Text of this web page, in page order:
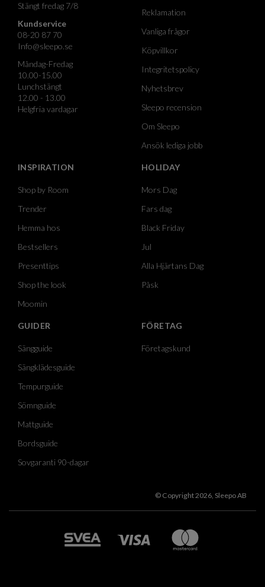
Stängt fredag 7/8
Kundservice
08-20 87 70
Info@sleepo.se
Måndag-Fredag
10.00-15.00
Lunchstängt
12.00 - 13.00
Helgfria vardagar
Reklamation
Vanliga frågor
Köpvillkor
Integritetspolicy
Nyhetsbrev
Sleepo recension
Om Sleepo
Ansök lediga jobb
INSPIRATION
Shop by Room
Trender
Hemma hos
Bestsellers
Presenttips
Shop the look
Moomin
HOLIDAY
Mors Dag
Fars dag
Black Friday
Jul
Alla Hjärtans Dag
Påsk
GUIDER
Sängguide
Sängklädesguide
Tempurguide
Sömnguide
Mattguide
Bordsguide
Sovgaranti 90-dagar
FÖRETAG
Företagskund
© Copyright 2026, Sleepo AB